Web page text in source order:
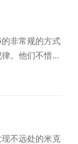
看德国电影的
！中文翻译仅
非常规的方式
。他们不惜任
请戳
不远处的米克